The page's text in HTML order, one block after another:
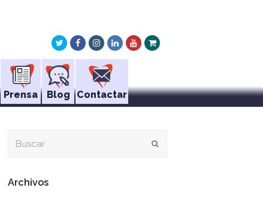
TwitterFacebookInstagram
LinkedInYoutube
Xing
Prensa Blog Contactar
Archivos